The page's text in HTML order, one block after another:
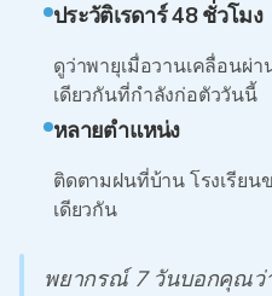
ประวัติเรดาร์ 48 ชั่วโมง
ดูว่าพายุเมื่อวานเคลื่อนผ่า
เดียวกันที่กำลังก่อตัววันนี้
หลายตำแหน่ง
ติดตามฝนที่บ้าน โรงเรียน
เดียวกัน
พยากรณ์ 7 วันบอกคุณว่